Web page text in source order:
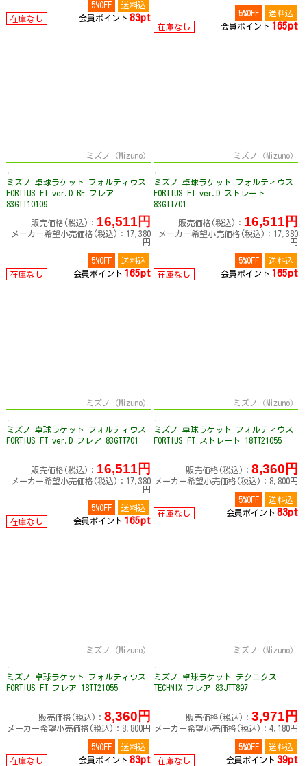
5%OFF
送料込
在庫なし
会員ポイント 83pt 5%OFF
送料込
在庫なし
会員ポイント 165pt
ミズノ（Mizuno）
ミズノ 卓球ラケット フォルティウス
FORTIUS FT ver.D RE フレア
83GTT10109
販売価格(税込)： 16,511円
メーカー希望小売価格(税込)：17,380
円
5%OFF
送料込
在庫なし
会員ポイント 165pt
ミズノ（Mizuno）
ミズノ 卓球ラケット フォルティウス
FORTIUS FT ver.D ストレート
83GTT701
販売価格(税込)： 16,511円
メーカー希望小売価格(税込)：17,380
円
5%OFF
送料込
在庫なし
会員ポイント 165pt
ミズノ（Mizuno）
ミズノ 卓球ラケット フォルティウス
FORTIUS FT ver.D フレア 83GTT701
販売価格(税込)： 16,511円
メーカー希望小売価格(税込)：17,380
円
5%OFF
送料込
在庫なし
会員ポイント 165pt
ミズノ（Mizuno）
ミズノ 卓球ラケット フォルティウス
FORTIUS FT ストレート 18TT21055
販売価格(税込)： 8,360円
メーカー希望小売価格(税込)：8,800円
5%OFF
送料込
在庫なし
会員ポイント 83pt
ミズノ（Mizuno）
ミズノ 卓球ラケット フォルティウス
FORTIUS FT フレア 18TT21055
販売価格(税込)： 8,360円
メーカー希望小売価格(税込)：8,800円
5%OFF
送料込
在庫なし
会員ポイント 83pt
ミズノ（Mizuno）
ミズノ 卓球ラケット テクニクス
TECHNIX フレア 83JTT897
販売価格(税込)： 3,971円
メーカー希望小売価格(税込)：4,180円
5%OFF
送料込
在庫なし
会員ポイント 39pt